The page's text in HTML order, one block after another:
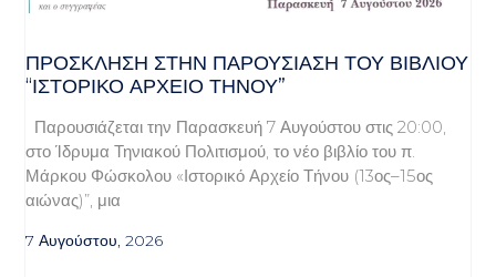
ΠΡΌΣΚΛΗΣΗ ΣΤΗΝ ΠΑΡΟΥΣΊΑΣΗ ΤΟΥ ΒΙΒΛΊΟΥ
“ΙΣΤΟΡΙΚΌ ΑΡΧΕΊΟ ΤΉΝΟΥ”
Παρουσιάζεται την Παρασκευή 7 Αυγούστου στις 20:00,
στο Ίδρυμα Τηνιακού Πολιτισμού, το νέο βιβλίο του π.
Μάρκου Φώσκολου «Ιστορικό Αρχείο Τήνου (13ος–15ος
αιώνας)”, μια
7 Αυγούστου, 2026